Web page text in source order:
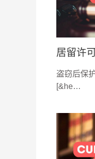
居留许
盗窃后保
[&he…